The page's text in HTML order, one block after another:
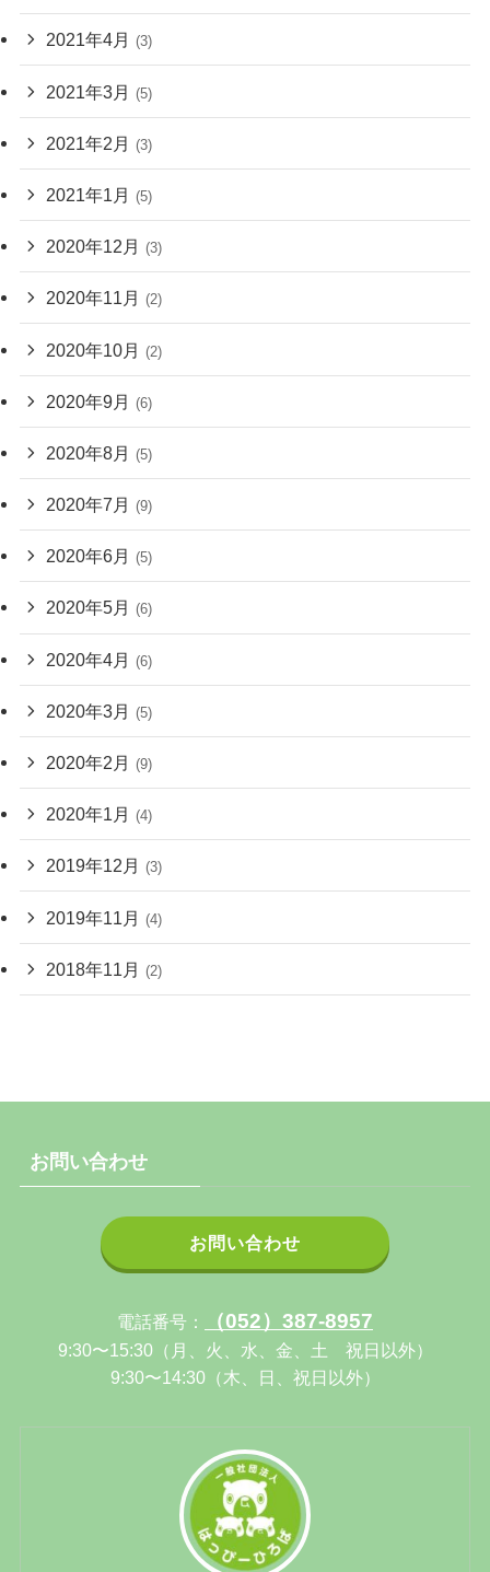
2021年4月 (3)
2021年3月 (5)
2021年2月 (3)
2021年1月 (5)
2020年12月 (3)
2020年11月 (2)
2020年10月 (2)
2020年9月 (6)
2020年8月 (5)
2020年7月 (9)
2020年6月 (5)
2020年5月 (6)
2020年4月 (6)
2020年3月 (5)
2020年2月 (9)
2020年1月 (4)
2019年12月 (3)
2019年11月 (4)
2018年11月 (2)
お問い合わせ
お問い合わせ
電話番号： （052）387-8957
9:30〜15:30（月、火、水、金、土 祝日以外）
9:30〜14:30（木、日、祝日以外）